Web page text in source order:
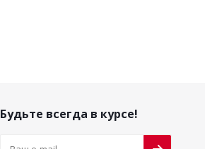
Будьте всегда в курсе!